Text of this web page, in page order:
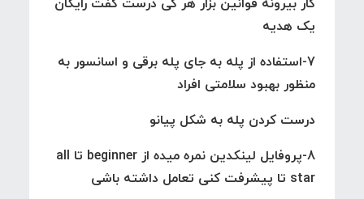
کار بیرونه قوانین بزار هر کی درست گفت رایگان
یک هدیه
7-استفاده از پله به جای پله برقی و اسانسور به
منظور بهبود سلامتی افراد
درست کردن پله به شکل پیانو
8-پروفایل لینکدین نمره میده از beginner تا all
star تا پیشرفت کنی تعامل داشته باشی